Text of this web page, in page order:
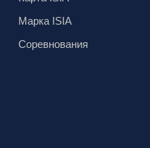
Марка ISIA
Соревнования